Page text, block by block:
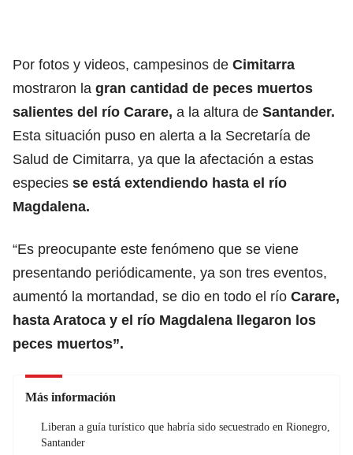
Por fotos y videos, campesinos de Cimitarra
mostraron la gran cantidad de peces muertos
salientes del río Carare, a la altura de Santander.
Esta situación puso en alerta a la Secretaría de
Salud de Cimitarra, ya que la afectación a estas
especies se está extendiendo hasta el río
Magdalena.
“Es preocupante este fenómeno que se viene
presentando periódicamente, ya son tres eventos,
aumentó la mortandad, se dio en todo el río Carare,
hasta Aratoca y el río Magdalena llegaron los
peces muertos”.
Más información
Liberan a guía turístico que habría sido secuestrado en Rionegro,
Santander